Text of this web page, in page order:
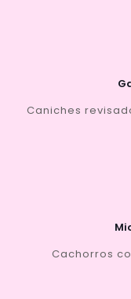
Caniches
Cachorros